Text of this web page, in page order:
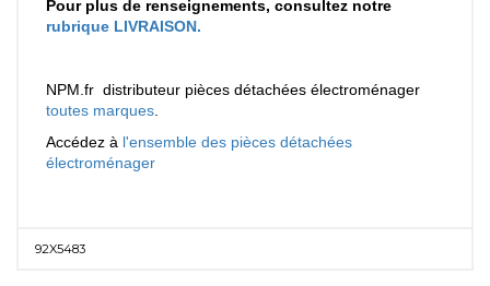
92X5483